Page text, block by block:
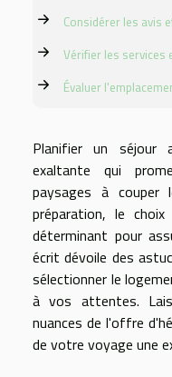
Considérer les avis
Vérifier les services
Évaluer
Planifier un séjour
exaltante qui
paysages à
préparation, le
déterminant pour
écrit dévoile des
sélectionner le
à vos attentes.
nuances de l'offre
de votre voyage une